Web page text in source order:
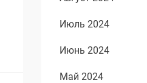
Июль 2024
Июнь 2024
Май 2024